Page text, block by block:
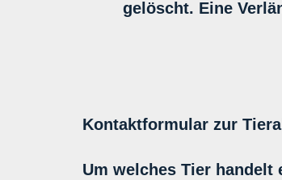
gelöscht. Eine
Kontaktformular zur
Um welches Tier handelt